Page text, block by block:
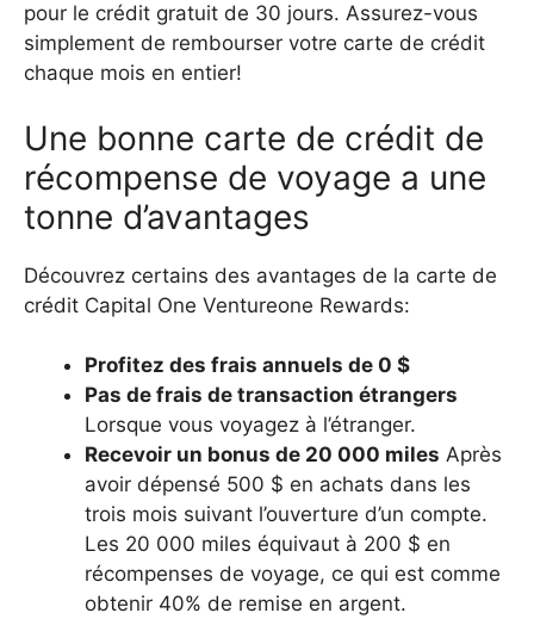
pour le crédit gratuit de 30 jours. Assurez-vous
simplement de rembourser votre carte de crédit
chaque mois en entier!
Une bonne carte de crédit de
récompense de voyage a une
tonne d’avantages
Découvrez certains des avantages de la carte de
crédit Capital One Ventureone Rewards:
Profitez des frais annuels de 0 $
Pas de frais de transaction étrangers
Lorsque vous voyagez à l’étranger.
Recevoir un bonus de 20 000 miles Après
avoir dépensé 500 $ en achats dans les
trois mois suivant l’ouverture d’un compte.
Les 20 000 miles équivaut à 200 $ en
récompenses de voyage, ce qui est comme
obtenir 40% de remise en argent.